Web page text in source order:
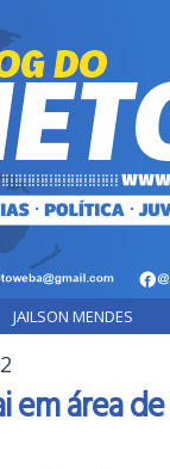
JAILSON MENDES
em área